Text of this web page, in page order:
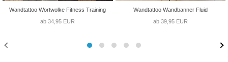
Wandtattoo Wortwolke Fitness Training
ab 34,95 EUR
Wandtattoo Wandbanner Fluid
ab 39,95 EUR